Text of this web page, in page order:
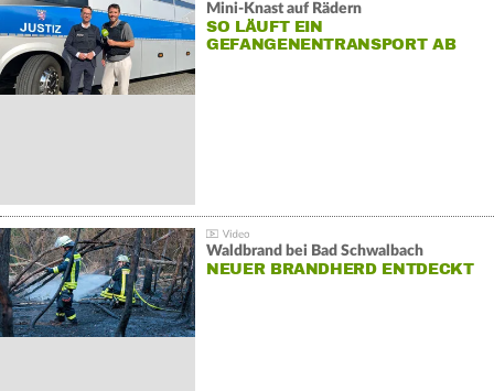
Mini-Knast auf Rädern
SO LÄUFT EIN
GEFANGENENTRANSPORT AB
Waldbrand bei Bad Schwalbach
NEUER BRANDHERD ENTDECKT